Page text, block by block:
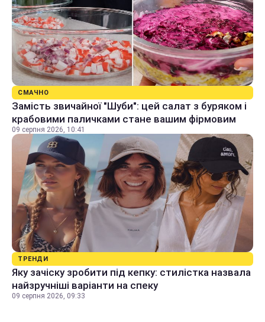
СМАЧНО
Замість звичайної "Шуби": цей салат з буряком і
крабовими паличками стане вашим фірмовим
09 серпня 2026, 10:41
ТРЕНДИ
Яку зачіску зробити під кепку: стилістка назвала
найзручніші варіанти на спеку
09 серпня 2026, 09:33